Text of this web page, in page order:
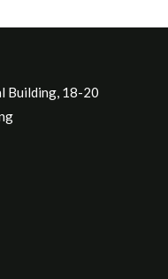
Building, 18-20